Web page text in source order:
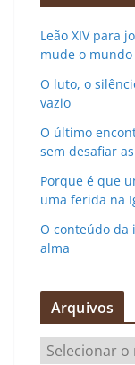
Leão XIV para
mude o mundo
O luto, o
vazio
O último
sem desafiar
Porque é que
uma ferida na
O conteúdo da
alma
Arquivos